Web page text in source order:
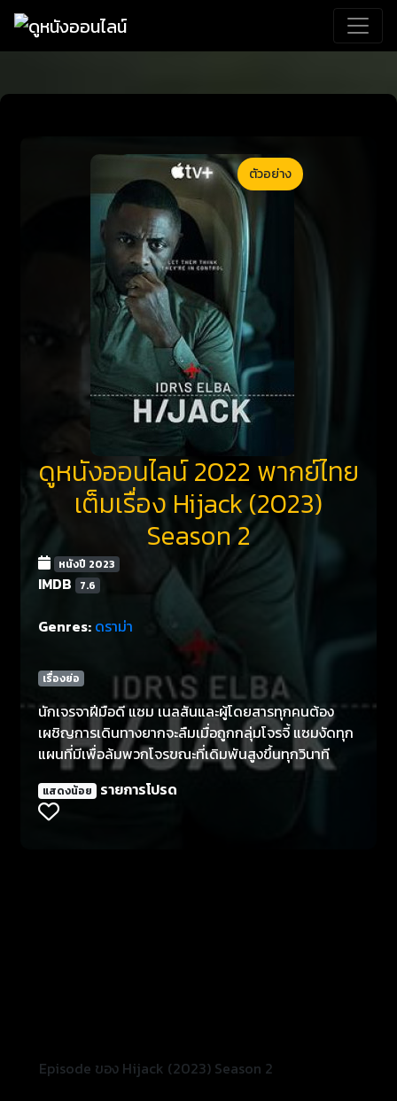
ตัวอย่าง
ดูหนังออนไลน์ 2022 พากย์ไทย
เต็มเรื่อง Hijack (2023)
Season 2
หนังปี 2023
IMDB 7.6
Genres: ดราม่า
เรื่องย่อ
นักเจรจาฝีมือดี แซม เนลสันและผู้โดยสารทุกคนต้อง
เผชิญการเดินทางยากจะลืมเมื่อถูกกลุ่มโจรจี้ แซมงัดทุก
แผนที่มีเพื่อล้มพวกโจรขณะที่เดิมพันสูงขึ้นทุกวินาที
แสดงน้อย รายการโปรด
Episode ของ Hijack (2023) Season 2